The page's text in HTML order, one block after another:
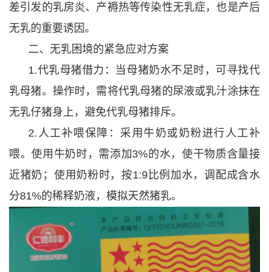
差引发的乳房炎、产褥热等传染性无乳症，也是产后
无乳的重要诱因。
二、无乳困境的紧急应对方案
1.代乳母猪借力：当母猪奶水不足时，可寻找代
乳母猪。操作时，需将代乳母猪的尿液或乳汁涂抹在
无乳仔猪身上，避免代乳母猪排斥。
2.人工补喂保障：采用牛奶或奶粉进行人工补
喂。使用牛奶时，需添加3%的水，使干物质含量接
近猪奶；使用奶粉时，按1:9比例加水，调配成含水
分81%的稀释奶液，模拟天然猪乳。